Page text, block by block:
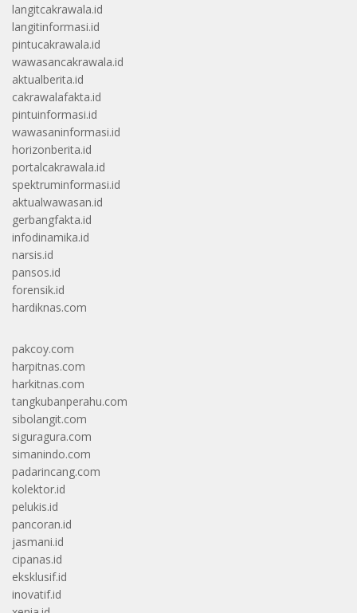
langitcakrawala.id
langitinformasi.id
pintucakrawala.id
wawasancakrawala.id
aktualberita.id
cakrawalafakta.id
pintuinformasi.id
wawasaninformasi.id
horizonberita.id
portalcakrawala.id
spektruminformasi.id
aktualwawasan.id
gerbangfakta.id
infodinamika.id
narsis.id
pansos.id
forensik.id
hardiknas.com
pakcoy.com
harpitnas.com
harkitnas.com
tangkubanperahu.com
sibolangit.com
siguragura.com
simanindo.com
padarincang.com
kolektor.id
pelukis.id
pancoran.id
jasmani.id
cipanas.id
eksklusif.id
inovatif.id